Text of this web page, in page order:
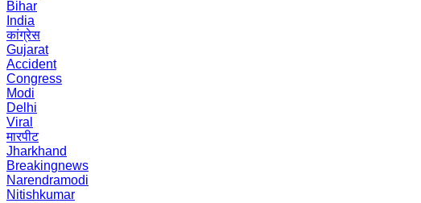
Bihar
India
कांग्रेस
Gujarat
Accident
Congress
Modi
Delhi
Viral
मारपीट
Jharkhand
Breakingnews
Narendramodi
Nitishkumar